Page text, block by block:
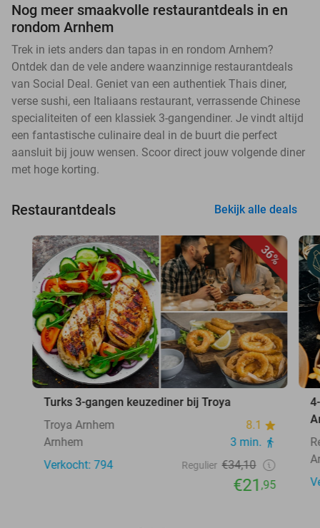
Nog meer smaakvolle restaurantdeals in en
rondom Arnhem
Trek in iets anders dan tapas in en rondom Arnhem?
Ontdek dan de vele andere waanzinnige restaurantdeals
van Social Deal. Geniet van een authentiek Thais diner,
verse sushi, een Italiaans restaurant, verrassende Chinese
specialiteiten of een klassiek 3-gangendiner. Je vindt altijd
een fantastische culinaire deal in de buurt die perfect
aansluit bij jouw wensen. Scoor direct jouw volgende diner
met hoge korting.
Restaurantdeals Bekijk alle deals
36%
Turks 3-gangen keuzediner bij Troya
Troya Arnhem
8.1
Arnhem
3 min.
Verkocht: 794
Regulier €34,10
€21,95